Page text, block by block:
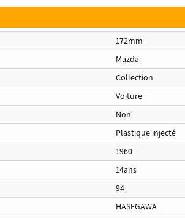
172mm
Mazda
Collection
Voiture
Non
Plastique injecté
1960
14ans
94
HASEGAWA